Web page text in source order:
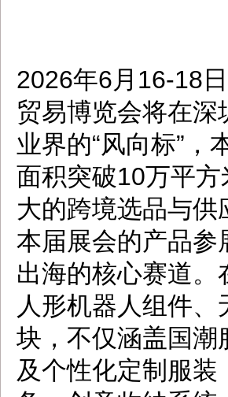
2026年6月16-18
贸易博览会将在
业界的“风向标”，
面积突破10万平
大的跨境选品与供
本届展会的产品参
出海的核心赛道
人形机器人组件
块，不仅涵盖国潮
及个性化定制服